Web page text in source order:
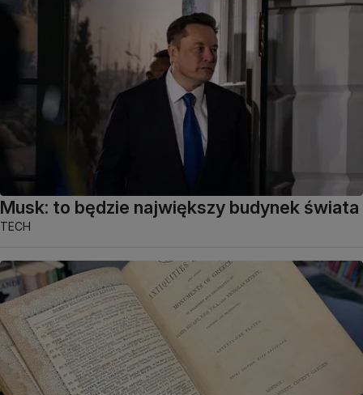
Musk: to będzie największy budynek świata
TECH